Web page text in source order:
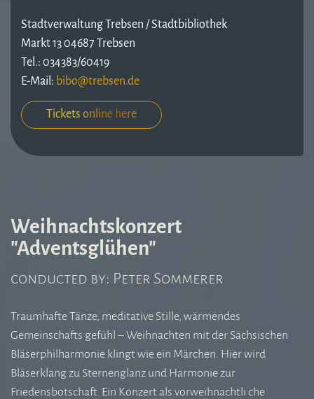
Stadtverwaltung Trebsen / Stadtbibliothek
Markt 13 04687 Trebsen
Tel.: 034383/60419
E-Mail:
Tickets online here
Weihnachtskonzert
"Adventsglühen"
conducted by: Peter Sommerer
Traumhafte Tänze, meditative Stille, wärmendes
Gemeinschafts gefühl – Weihnachten mit der Sächsischen
Bläserphilharmonie klingt wie ein Märchen. Hier wird
Bläserklang zu Sternenglanz und Harmonie zur
Friedensbotschaft. Ein Konzert als vorweihnachtli che